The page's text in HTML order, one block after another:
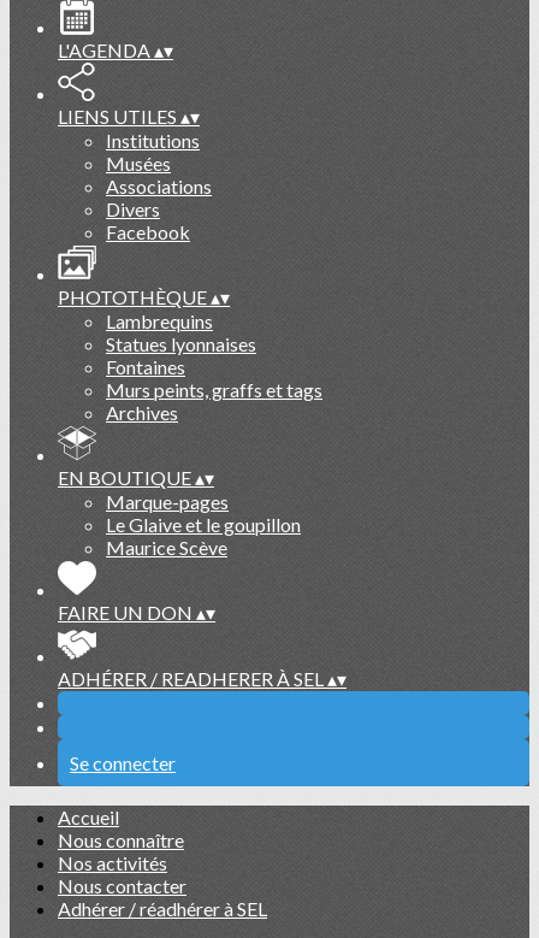
L'AGENDA▴▾
LIENS UTILES ▴▾
Institutions
Musées
Associations
Divers
Facebook
PHOTOTHÈQUE▴▾
Lambrequins
Statues lyonnaises
Fontaines
Murs peints, graffs et tags
Archives
EN BOUTIQUE▴▾
Marque-pages
Le Glaive et le goupillon
Maurice Scève
FAIRE UN DON ▴▾
ADHÉRER / READHERER À SEL▴▾
Se connecter
Accueil
Nous connaître
Nos activités
Nous contacter
Adhérer / réadhérer à SEL